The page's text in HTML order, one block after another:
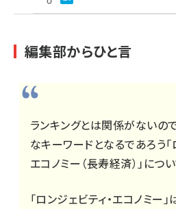
編集部からひと言
ランキングとは関係がないの
なキーワードとなるであろう「
エコノミー（長寿経済）」につ
「ロンジェビティ・エコノミー